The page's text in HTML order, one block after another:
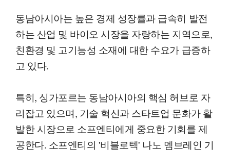
동남아시아는 높은 경제 성장률과 급속히 발전
하는 산업 및 바이오 시장을 자랑하는 지역으로,
친환경 및 고기능성 소재에 대한 수요가 급증하
고 있다.
특히, 싱가포르는 동남아시아의 핵심 허브로 자
리잡고 있으며, 기술 혁신과 스타트업 문화가 활
발한 시장으로 소프엔티에게 중요한 기회를 제
공한다. 소프엔티의 '비블로텍' 나노 멤브레인 기